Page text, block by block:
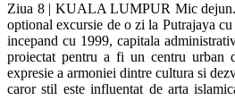
Ziua 8 | KUALA LUMPUR Mic dejun.
optional excursie de o zi la Putrajaya
incepand cu 1999, capitala
proiectat pentru a fi un centru urban
expresie a armoniei dintre cultura si
caror stil este influentat de arta